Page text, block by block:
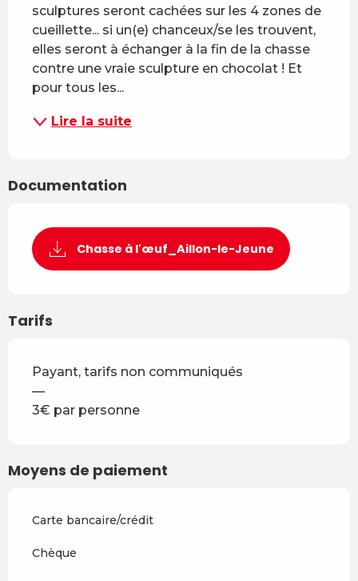
sculptures seront cachées sur les 4 zones de
cueillette... si un(e) chanceux/se les trouvent,
elles seront à échanger à la fin de la chasse
contre une vraie sculpture en chocolat ! Et
pour tous les...
Lire la suite
Documentation
Chasse à l'œuf_Aillon-le-Jeune
Tarifs
Payant, tarifs non communiqués
—
3€ par personne
Moyens de paiement
Carte bancaire/crédit
Chèque